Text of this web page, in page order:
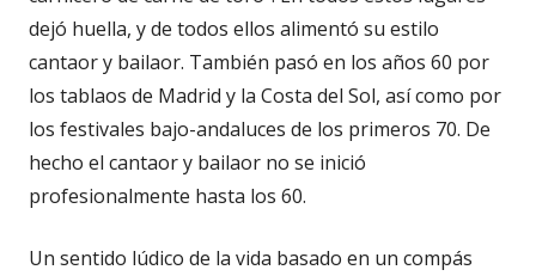
dejó huella, y de todos ellos alimentó su estilo
cantaor y bailaor. También pasó en los años 60 por
los tablaos de Madrid y la Costa del Sol, así como por
los festivales bajo-andaluces de los primeros 70. De
hecho el cantaor y bailaor no se inició
profesionalmente hasta los 60.
Un sentido lúdico de la vida basado en un compás